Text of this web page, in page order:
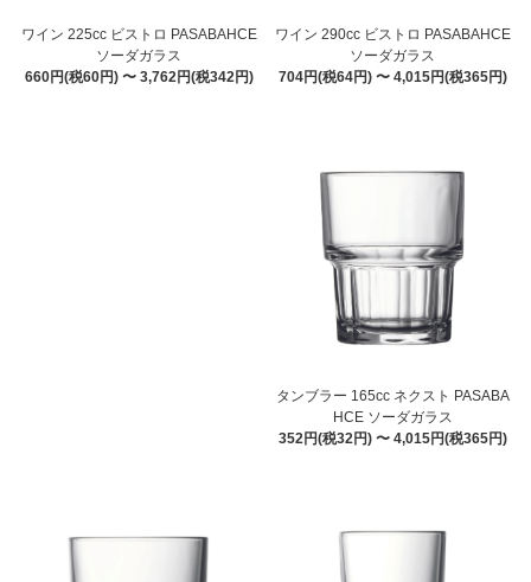
ワイン 225cc ビストロ PASABAHCE
ソーダガラス
660円(税60円) 〜 3,762円(税342円)
ワイン 290cc ビストロ PASABAHCE
ソーダガラス
704円(税64円) 〜 4,015円(税365円)
タンブラー 165cc ネクスト PASABA
HCE ソーダガラス
352円(税32円) 〜 4,015円(税365円)